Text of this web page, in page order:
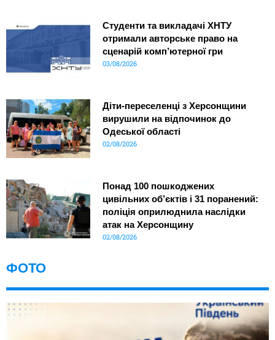
Студенти та викладачі ХНТУ
отримали авторське право на
сценарій комп’ютерної гри
03/08/2026
Діти-переселенці з Херсонщини
вирушили на відпочинок до
Одеської області
02/08/2026
Понад 100 пошкоджених
цивільних об’єктів і 31 поранений:
поліція оприлюднила наслідки
атак на Херсонщину
02/08/2026
ФОТО